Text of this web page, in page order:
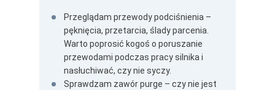
Przeglądam przewody podciśnienia –
pęknięcia, przetarcia, ślady parcenia.
Warto poprosić kogoś o poruszanie
przewodami podczas pracy silnika i
nasłuchiwać, czy nie syczy.
Sprawdzam zawór purge – czy nie jest